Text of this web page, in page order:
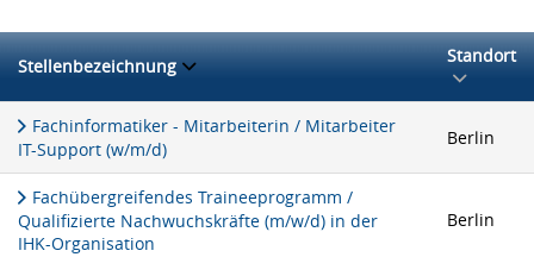
Stellenbezeichnung Standort
Fachinformatiker - Mitarbeiterin / Mitarbeiter
IT-Support (w/m/d)
Berlin
Fachübergreifendes Traineeprogramm /
Qualifizierte Nachwuchskräfte (m/w/d) in der
IHK-Organisation
Berlin